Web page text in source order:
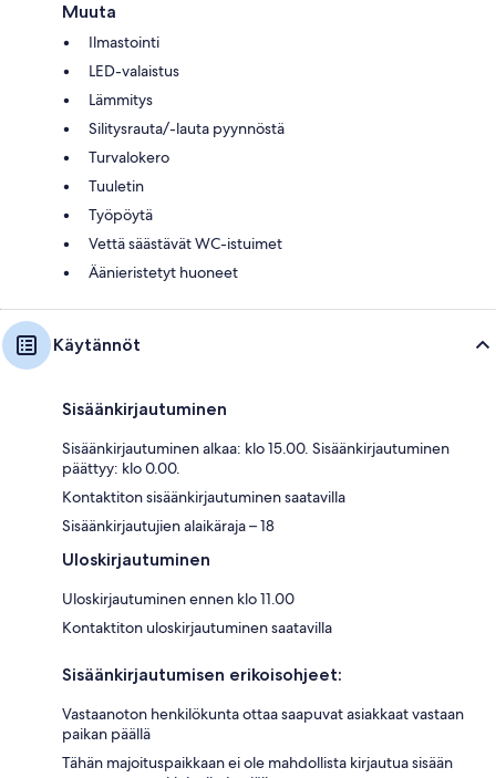
Muuta
Ilmastointi
LED-valaistus
Lämmitys
Silitysrauta/-lauta pyynnöstä
Turvalokero
Tuuletin
Työpöytä
Vettä säästävät WC-istuimet
Äänieristetyt huoneet
Käytännöt
Sisäänkirjautuminen
Sisäänkirjautuminen alkaa: klo 15.00. Sisäänkirjautuminen
päättyy: klo 0.00.
Kontaktiton sisäänkirjautuminen saatavilla
Sisäänkirjautujien alaikäraja – 18
Uloskirjautuminen
Uloskirjautuminen ennen klo 11.00
Kontaktiton uloskirjautuminen saatavilla
Sisäänkirjautumisen erikoisohjeet:
Vastaanoton henkilökunta ottaa saapuvat asiakkaat vastaan
paikan päällä
Tähän majoituspaikkaan ei ole mahdollista kirjautua sisään